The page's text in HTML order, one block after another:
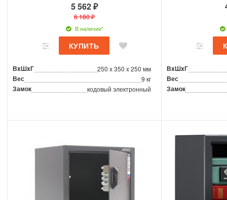
5 562 ₽
6 180 ₽
В наличии*
ВxШxГ 250 x 350 x 250 мм
Вес 9 кг
Замок кодовый электронный
ВxШxГ
Вес
Замок